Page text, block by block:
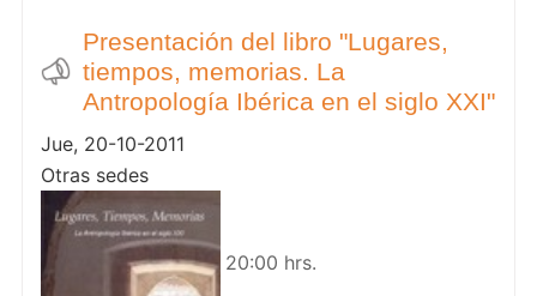
Presentación del libro "Lugares,
tiempos, memorias. La
Antropología Ibérica en el siglo XXI"
Jue, 20-10-2011
Otras sedes
20:00 hrs.